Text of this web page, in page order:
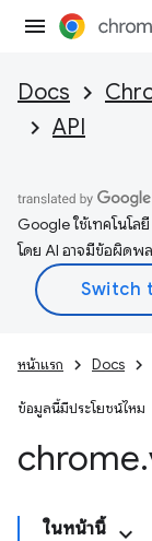
Docs
API
Google ใช้เทคโนโล
โดย AI อาจมีข้อผิดพ
หน้าแรก Docs
ข้อมูลนี้มีประโยชน์ไหม
chrome.
ในหน้านี้